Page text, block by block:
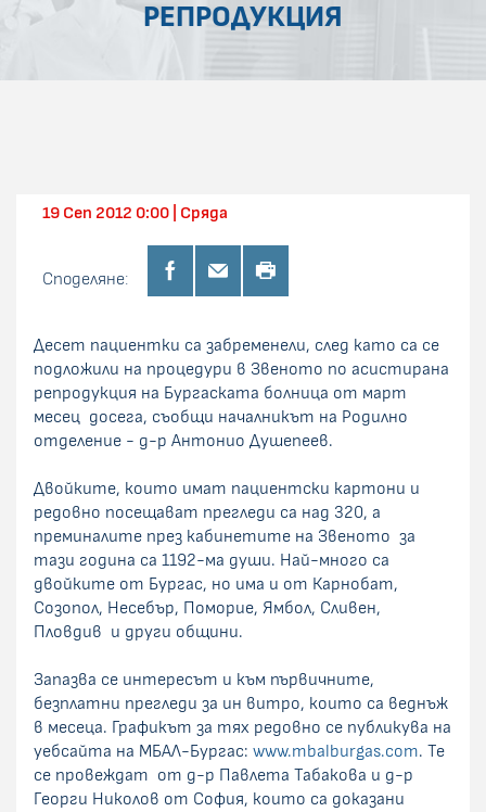
РЕПРОДУКЦИЯ
19 Сеп 2012 0:00 | Сряда
Споделяне:
Десет пациентки са забременели, след като са се
подложили на процедури в Звеното по асистирана
репродукция на Бургаската болница от март
месец досега, съобщи началникът на Родилно
отделение - д-р Антонио Душепеев.
Двойките, които имат пациентски картони и
редовно посещават прегледи са над 320, а
преминалите през кабинетите на Звеното за
тази година са 1192-ма души. Най-много са
двойките от Бургас, но има и от Карнобат,
Созопол, Несебър, Поморие, Ямбол, Сливен,
Пловдив и други общини.
Запазва се интересът и към първичните,
безплатни прегледи за ин витро, които са веднъж
в месеца. Графикът за тях редовно се публикува на
уебсайта на МБАЛ-Бургас: www.mbalburgas.com. Те
се провеждат от д-р Павлета Табакова и д-р
Георги Николов от София, които са доказани